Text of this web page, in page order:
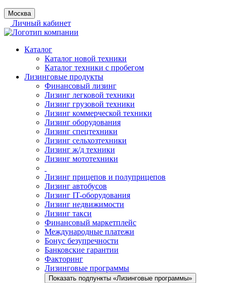
Москва
Личный кабинет
Каталог
Каталог новой техники
Каталог техники с пробегом
Лизинговые продукты
Финансовый лизинг
Лизинг легковой техники
Лизинг грузовой техники
Лизинг коммерческой техники
Лизинг оборудования
Лизинг спецтехники
Лизинг сельхозтехники
Лизинг ж/д техники
Лизинг мототехники
Лизинг прицепов и полуприцепов
Лизинг автобусов
Лизинг IT-оборудования
Лизинг недвижимости
Лизинг такси
Финансовый маркетплейс
Международные платежи
Бонус безупречности
Банковские гарантии
Факторинг
Лизинговые программы
Показать подпункты «Лизинговые программы»